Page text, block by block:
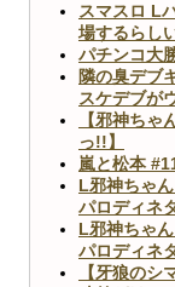
スマスロ L
場するらし
パチンコ大
隣の臭デブ
スケデブが
【邪神ち
っ!!】
嵐と松本
L邪神ちゃ
パロディネ
L邪神ちゃ
パロディネ
【牙狼の